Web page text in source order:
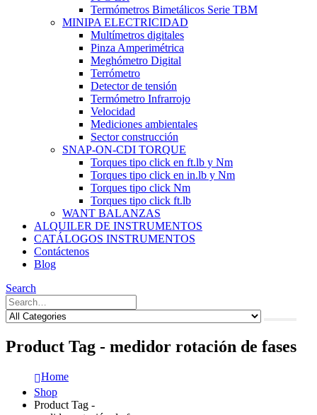
Termómetros Bimetálicos Serie TBM
MINIPA ELECTRICIDAD
Multímetros digitales
Pinza Amperimétrica
Meghómetro Digital
Terrómetro
Detector de tensión
Termómetro Infrarrojo
Velocidad
Mediciones ambientales
Sector construcción
SNAP-ON-CDI TORQUE
Torques tipo click en ft.lb y Nm
Torques tipo click en in.lb y Nm
Torques tipo click Nm
Torques tipo click ft.lb
WANT BALANZAS
ALQUILER DE INSTRUMENTOS
CATÁLOGOS INSTRUMENTOS
Contáctenos
Blog
Search
Product Tag - medidor rotación de fases
Home
Shop
Product Tag -